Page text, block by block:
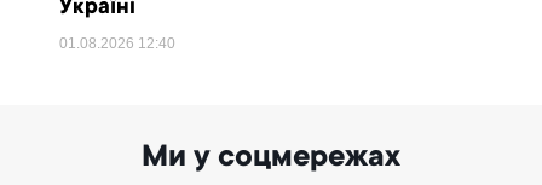
Україні
01.08.2026 12:40
Ми у соцмережах